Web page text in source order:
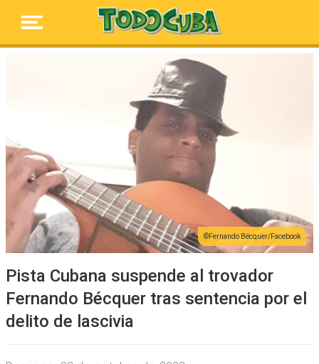
Fernando Bécquer/Facebook
Pista Cubana suspende al trovador
Fernando Bécquer tras sentencia por el
delito de lascivia